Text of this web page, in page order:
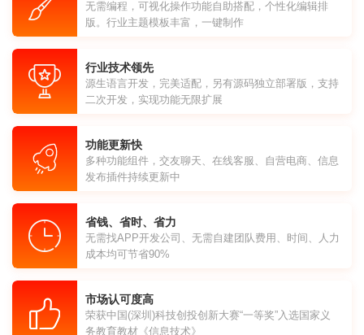
无需编程，可视化操作功能自助搭配，个性化编辑排
版。行业主题模板丰富，一键制作
行业技术领先
源生语言开发，完美适配，另有源码独立部署版，支持
二次开发，实现功能无限扩展
功能更新快
多种功能组件，交友聊天、在线客服、自营电商、信息
发布插件持续更新中
省钱、省时、省力
无需找APP开发公司、无需自建团队费用、时间、人力
成本均可节省90%
市场认可度高
荣获中国(深圳)科技创投创新大赛“一等奖”入选国家义
务教育教材《信息技术》